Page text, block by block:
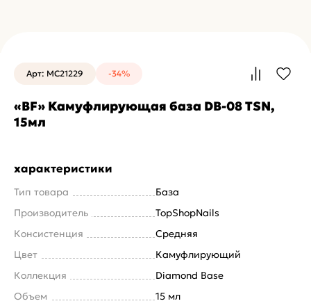
Арт: MC21229 -34%
«BF» Камуфлирующая база DB-08 TSN,
15мл
характеристики
Тип товара
База
Производитель
TopShopNails
Консистенция
Средняя
Цвет
Камуфлирующий
Коллекция
Diamond Base
Объем
15 мл